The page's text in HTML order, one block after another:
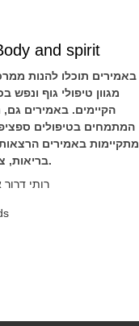
and spirit
באמירים תוכלו להנות
מגוון טיפולי גוף ונפש
הקיימים. באמירים גם,
המתמחים בטיפולים
מתקיימות באמירים
בריאות, צמחונות וטבעונות.
רותי